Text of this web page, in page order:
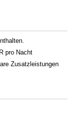
pro Nacht
Zusatzleistungen